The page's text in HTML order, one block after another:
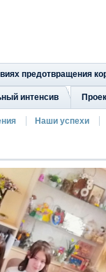
предотвращения
интенсив
Наши успехи